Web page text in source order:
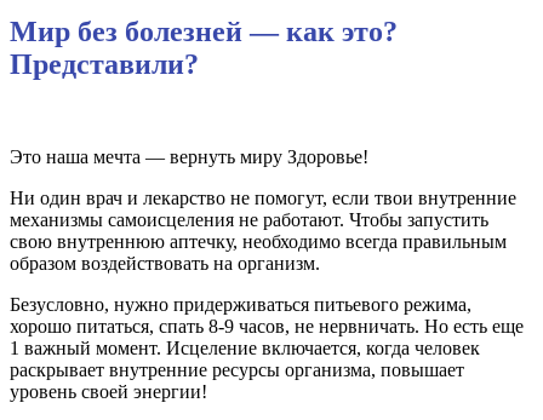
Мир без болезней — как это?
Представили?
Это наша мечта — вернуть миру Здоровье!
Ни один врач и лекарство не помогут, если твои внутренние
механизмы самоисцеления не работают. Чтобы запустить
свою внутреннюю аптечку, необходимо всегда правильным
образом воздействовать на организм.
Безусловно, нужно придерживаться питьевого режима,
хорошо питаться, спать 8-9 часов, не нервничать. Но есть еще
1 важный момент. Исцеление включается, когда человек
раскрывает внутренние ресурсы организма, повышает
уровень своей энергии!